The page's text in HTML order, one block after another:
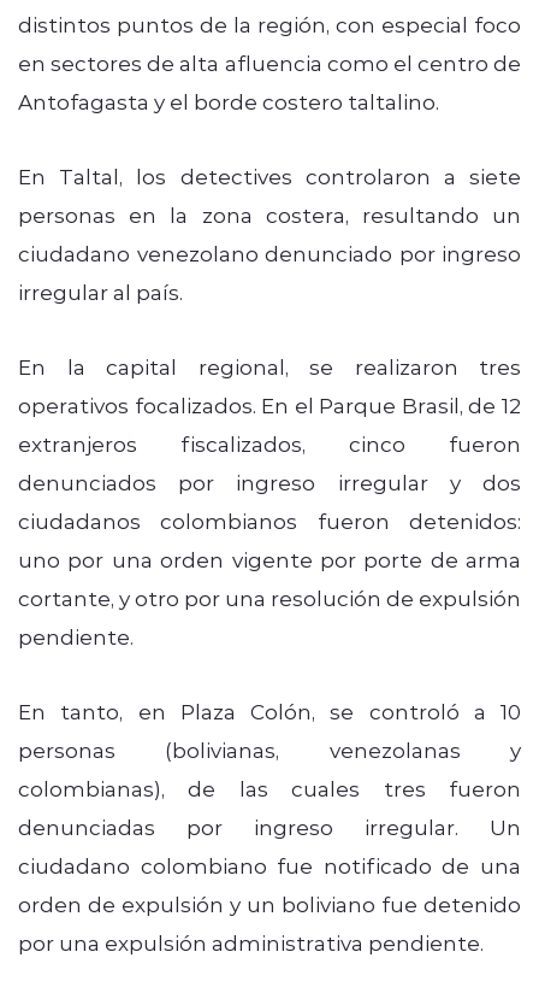
distintos puntos de la región, con especial foco
en sectores de alta afluencia como el centro de
Antofagasta y el borde costero taltalino.
En Taltal, los detectives controlaron a siete
personas en la zona costera, resultando un
ciudadano venezolano denunciado por ingreso
irregular al país.
En la capital regional, se realizaron tres
operativos focalizados. En el Parque Brasil, de 12
extranjeros fiscalizados, cinco fueron
denunciados por ingreso irregular y dos
ciudadanos colombianos fueron detenidos:
uno por una orden vigente por porte de arma
cortante, y otro por una resolución de expulsión
pendiente.
En tanto, en Plaza Colón, se controló a 10
personas (bolivianas, venezolanas y
colombianas), de las cuales tres fueron
denunciadas por ingreso irregular. Un
ciudadano colombiano fue notificado de una
orden de expulsión y un boliviano fue detenido
por una expulsión administrativa pendiente.